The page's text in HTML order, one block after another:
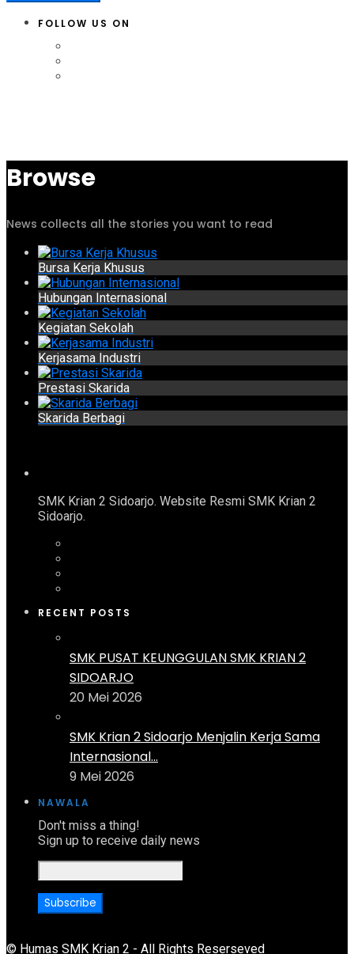
FOLLOW US ON
Browse
News collects all the stories you want to read
Bursa Kerja Khusus
Hubungan Internasional
Kegiatan Sekolah
Kerjasama Industri
Prestasi Skarida
Skarida Berbagi
SMK Krian 2 Sidoarjo. Website Resmi SMK Krian 2
Sidoarjo.
RECENT POSTS
SMK PUSAT KEUNGGULAN SMK KRIAN 2
SIDOARJO
20 Mei 2026
SMK Krian 2 Sidoarjo Menjalin Kerja Sama
Internasional...
9 Mei 2026
NAWALA
Don't miss a thing!
Sign up to receive daily news
© Humas SMK Krian 2 - All Rights Reserseved